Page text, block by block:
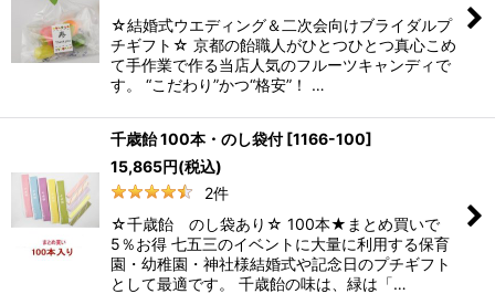
☆結婚式ウエディング＆二次会向けブライダルプ
チギフト☆ 京都の飴職人がひとつひとつ真心こめ
て手作業で作る当店人気のフルーツキャンディで
す。 “こだわり”かつ“格安”！ …
千歳飴 100本・のし袋付 [1166-100]
15,865円(税込)
2件
☆千歳飴 のし袋あり☆ 100本★まとめ買いで
5％お得 七五三のイベントに大量に利用する保育
園・幼稚園・神社様結婚式や記念日のプチギフト
として最適です。 千歳飴の味は、緑は「…